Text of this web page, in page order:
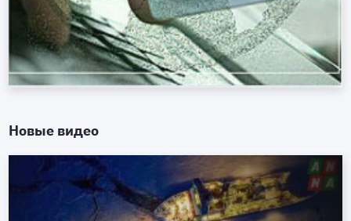
Новые видео